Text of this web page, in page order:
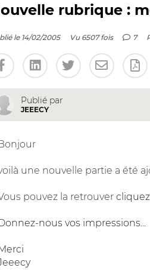
rubrique :
le 14/02/2005 Vu 6507 fois 7
Publié par
JEEECY
une nouvelle partie a été
pouvez la retrouver
nous vos impressions...